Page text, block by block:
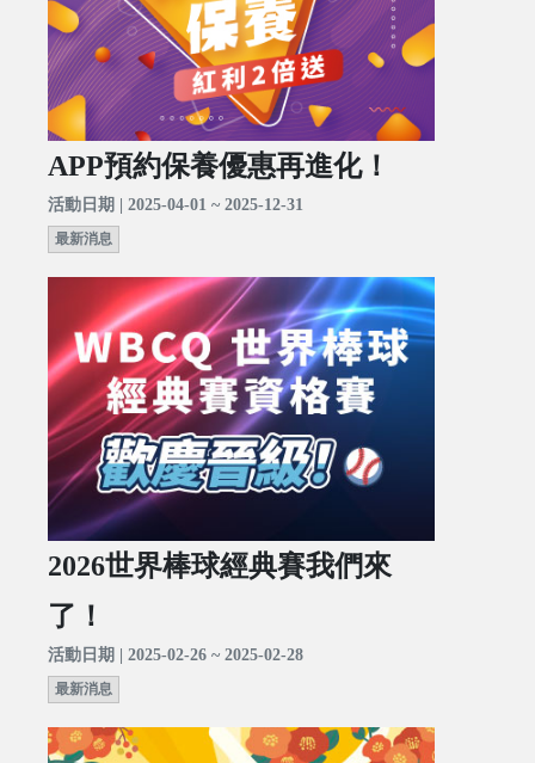
APP預約保養優惠再進化！
活動日期 | 2025-04-01 ~ 2025-12-31
最新消息
2026世界棒球經典賽我們來
了！
活動日期 | 2025-02-26 ~ 2025-02-28
最新消息